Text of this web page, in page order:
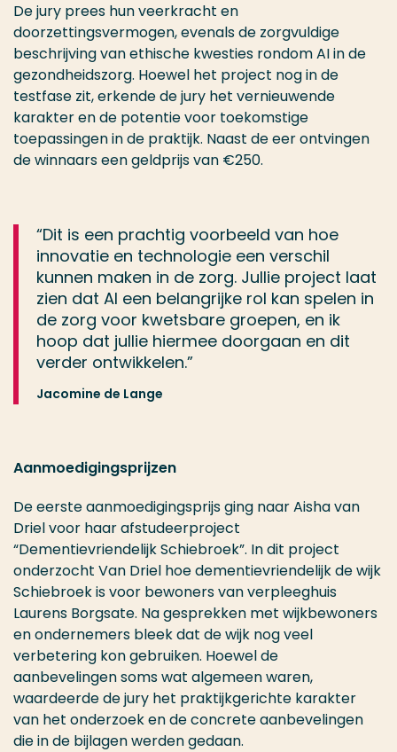
De jury prees hun veerkracht en
doorzettingsvermogen, evenals de zorgvuldige
beschrijving van ethische kwesties rondom AI in de
gezondheidszorg. Hoewel het project nog in de
testfase zit, erkende de jury het vernieuwende
karakter en de potentie voor toekomstige
toepassingen in de praktijk. Naast de eer ontvingen
de winnaars een geldprijs van €250.
“Dit is een prachtig voorbeeld van hoe
innovatie en technologie een verschil
kunnen maken in de zorg. Jullie project laat
zien dat AI een belangrijke rol kan spelen in
de zorg voor kwetsbare groepen, en ik
hoop dat jullie hiermee doorgaan en dit
verder ontwikkelen.”
Jacomine de Lange
Aanmoedigingsprijzen
De eerste aanmoedigingsprijs ging naar Aisha van
Driel voor haar afstudeerproject
“Dementievriendelijk Schiebroek”. In dit project
onderzocht Van Driel hoe dementievriendelijk de wijk
Schiebroek is voor bewoners van verpleeghuis
Laurens Borgsate. Na gesprekken met wijkbewoners
en ondernemers bleek dat de wijk nog veel
verbetering kon gebruiken. Hoewel de
aanbevelingen soms wat algemeen waren,
waardeerde de jury het praktijkgerichte karakter
van het onderzoek en de concrete aanbevelingen
die in de bijlagen werden gedaan.